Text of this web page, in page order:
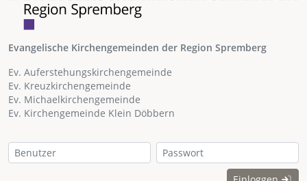
Evangelische Kirchengemeinden der Region Spremberg
Ev. Auferstehungskirchengemeinde
Ev. Kreuzkirchengemeinde
Ev. Michaelkirchengemeinde
Ev. Kirchengemeinde Klein Döbbern